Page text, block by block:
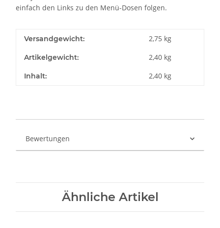
einfach den Links zu den Menü-Dosen folgen.
Versandgewicht: 2,75 kg
Artikelgewicht: 2,40 kg
Inhalt: 2,40 kg
Bewertungen
Ähnliche Artikel